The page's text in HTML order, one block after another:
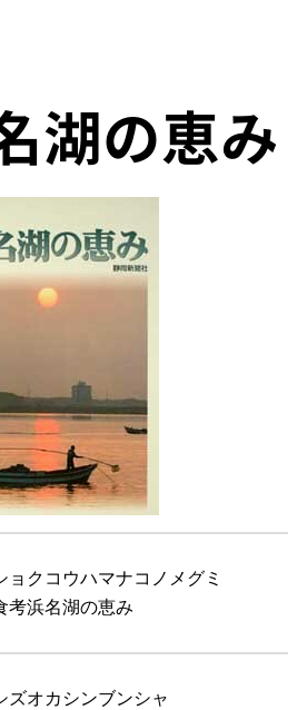
湖の恵み
ョクコウハマナコノメグミ
考浜名湖の恵み
ズオカシンブンシャ